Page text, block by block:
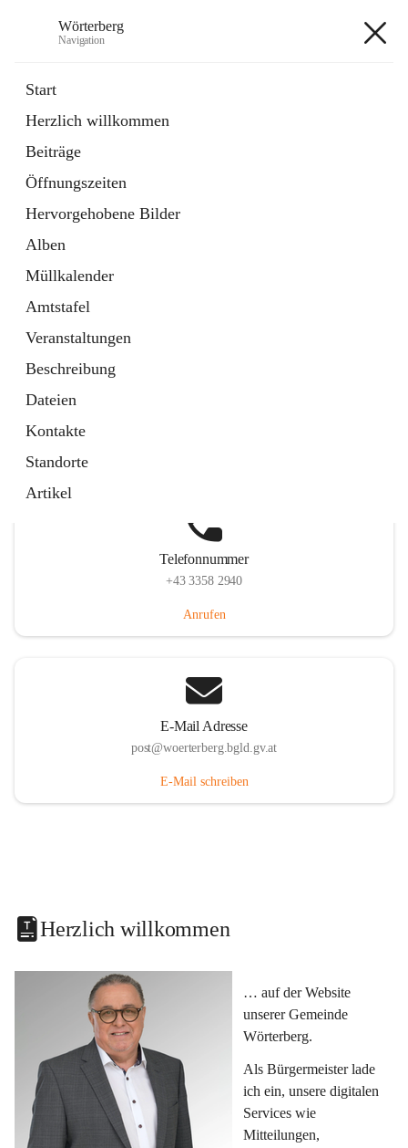
Wörterberg
Navigation
Start
Herzlich willkommen
Beiträge
Öffnungszeiten
Hervorgehobene Bilder
Alben
Müllkalender
Amtstafel
Veranstaltungen
Beschreibung
Dateien
Kontakte
Standorte
Artikel
5 Schnellzugriffe
Bürgerservice
9 Schnellzugriffe
Telefonnummer
+43 3358 2940
Anrufen
E-Mail Adresse
post@woerterberg.bgld.gv.at
E-Mail schreiben
Herzlich willkommen
… auf der Website
unserer Gemeinde
Wörterberg.
Als Bürgermeister lade
ich ein, unsere digitalen
Services wie
Mitteilungen,